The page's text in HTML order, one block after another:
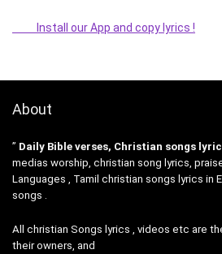
Install our App and copy lyrics !
About
” Daily Bible verses, Christian songs
medias worship, christian song lyrics,
Languages , Tamil christian songs lyrics in
songs .
All christian Songs lyrics , videos etc are
their owners, and